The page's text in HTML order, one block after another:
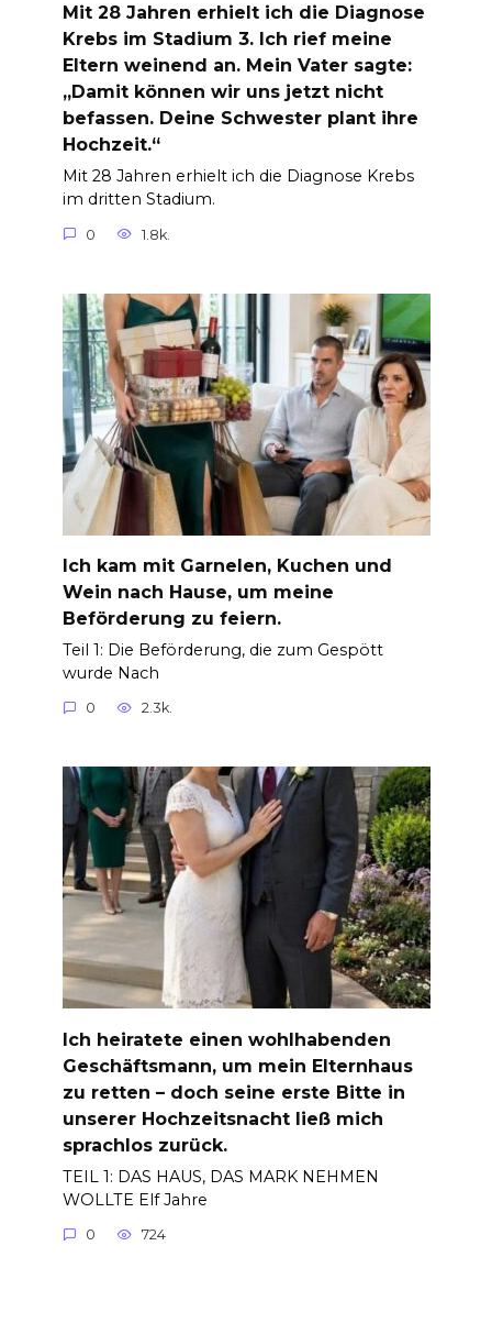
Mit 28 Jahren erhielt ich die Diagnose
Krebs im Stadium 3. Ich rief meine
Eltern weinend an. Mein Vater sagte:
„Damit können wir uns jetzt nicht
befassen. Deine Schwester plant ihre
Hochzeit.“
Mit 28 Jahren erhielt ich die Diagnose Krebs
im dritten Stadium.
0 1.8k.
Ich kam mit Garnelen, Kuchen und
Wein nach Hause, um meine
Beförderung zu feiern.
Teil 1: Die Beförderung, die zum Gespött
wurde Nach
0 2.3k.
Ich heiratete einen wohlhabenden
Geschäftsmann, um mein Elternhaus
zu retten – doch seine erste Bitte in
unserer Hochzeitsnacht ließ mich
sprachlos zurück.
TEIL 1: DAS HAUS, DAS MARK NEHMEN
WOLLTE Elf Jahre
0 724